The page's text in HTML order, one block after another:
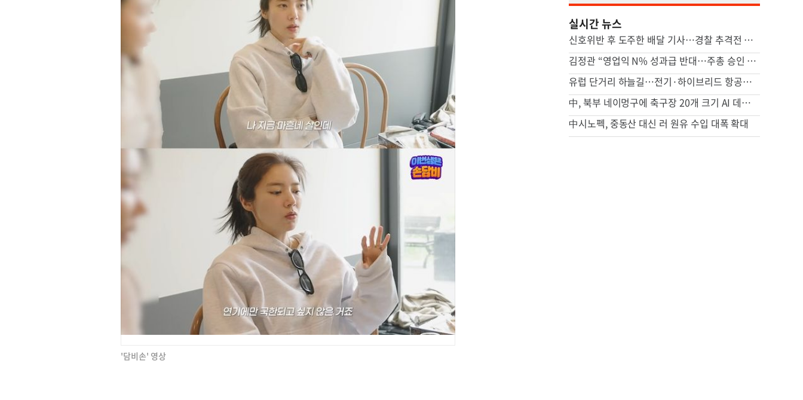
'담비손' 영상
실시간 뉴스
신호위반 후 도주한 배달 기사…경찰 추격전 끝에 잡고 보니
김정관 “영업익 N% 성과급 반대…주총 승인 거치도록 상법 개정 논의”
유럽 단거리 하늘길…전기·하이브리드 항공기 시대 오나
中, 북부 네이멍구에 축구장 20개 크기 AI 데이터센터 가동
中시노펙, 중동산 대신 러 원유 수입 대폭 확대